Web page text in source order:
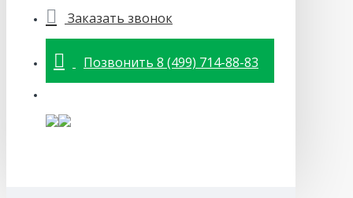
Заказать звонок
Позвонить 8 (499) 714-88-83